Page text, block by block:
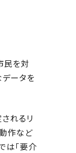
民を対
データを
れるリ
作など
は「要介